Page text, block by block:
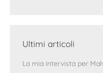
Ultimi articoli
La mia intervista per